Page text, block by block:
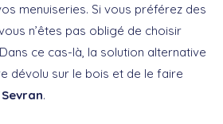
menuiseries. Si vous préférez des
n’êtes pas obligé de choisir
Dans ce cas-là, la solution alternative
dévolu sur le bois et de le faire
.